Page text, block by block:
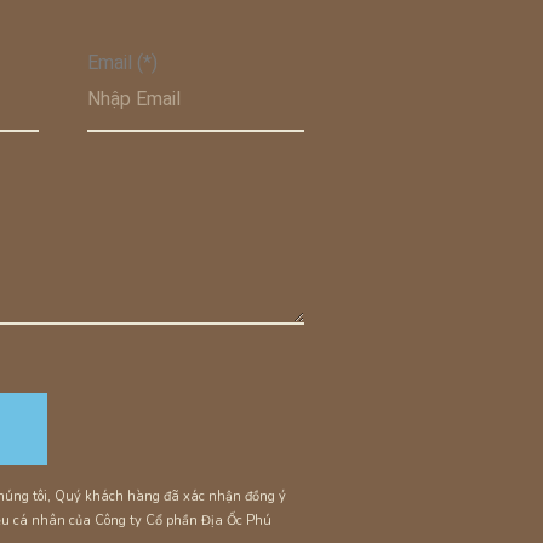
Email (*)
tôi, Quý khách hàng đã xác nhận đồng ý
cá nhân của Công ty Cổ phần Địa Ốc Phú